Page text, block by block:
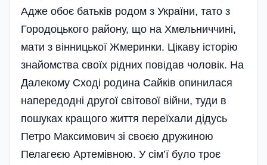
Адже обоє батьків родом з України, тато з
Городоцького району, що на Хмельниччині,
мати з вінницької Жмеринки. Цікаву історію
знайомства своїх рідних повідав чоловік. На
Далекому Сході родина Сайків опинилася
напередодні другої світової війни, туди в
пошуках кращого життя переїхали дідусь
Петро Максимович зі своєю дружиною
Пелагеєю Артемівною. У сім’ї було троє